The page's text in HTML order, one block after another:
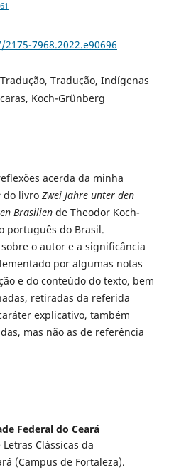
7968.2022.e90696
Tradução, Indígenas
Koch-Grünberg
acerda da minha
do livro Zwei Jahre unter den
Brasiliende Theodor Koch-
português do Brasil.
o autor e a significância
por algumas notas
e do conteúdo do texto, bem
retiradas da referida
explicativo, também
mas não as de referência
Federal do Ceará
Clássicas da
(Campus de Fortaleza).